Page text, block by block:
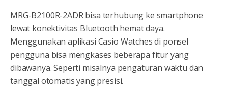
MRG-B2100R-2ADR bisa terhubung ke smartphone
lewat konektivitas Bluetooth hemat daya.
Menggunakan aplikasi Casio Watches di ponsel
pengguna bisa mengkases beberapa fitur yang
dibawanya. Seperti misalnya pengaturan waktu dan
tanggal otomatis yang presisi.